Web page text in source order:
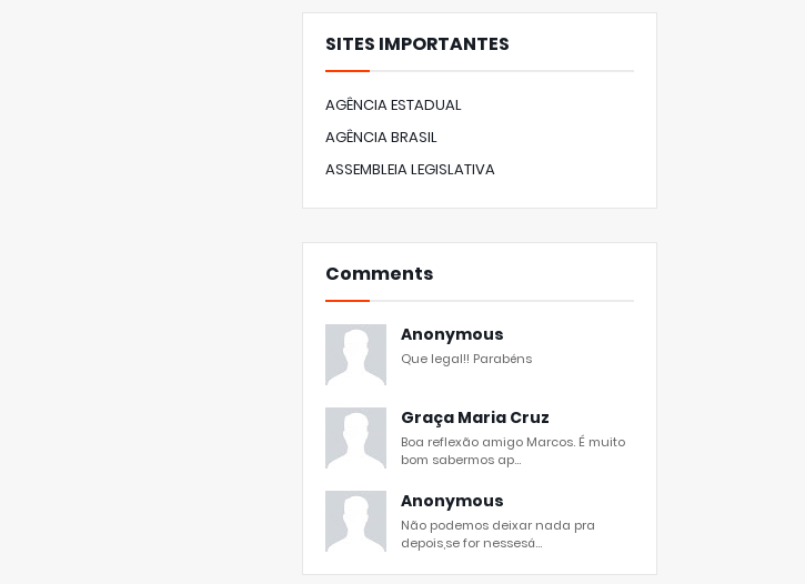
SITES IMPORTANTES
AGÊNCIA ESTADUAL
AGÊNCIA BRASIL
ASSEMBLEIA LEGISLATIVA
Comments
Anonymous
Que legal!! Parabéns
Graça Maria Cruz
Boa reflexão amigo Marcos. É muito
bom sabermos ap...
Anonymous
Não podemos deixar nada pra
depois,se for nessesá...